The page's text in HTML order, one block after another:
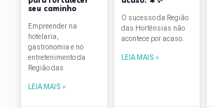
Pesquisa salarial
Plano de contingência
Premiações
seu caminho
Empreender na
hotelaria,
gastronomia e no
entretenimento da
Região das
LEIA MAIS »
O sucesso da Região
das Hortênsias não
acontece por acaso.
LEIA MAIS »